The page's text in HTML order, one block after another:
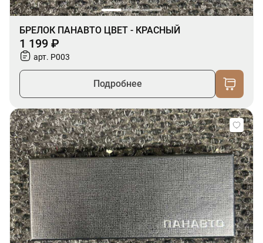
БРЕЛОК ПАНАВТО ЦВЕТ - КРАСНЫЙ
1 199 ₽
арт. P003
Подробнее